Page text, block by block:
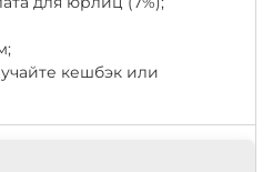
кешбэк или